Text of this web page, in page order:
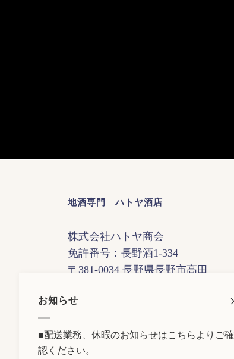
地酒専門 ハトヤ酒店
株式会社ハトヤ商会
免許番号：長野酒1-334
〒381-0034 長野県長野市高田
TEL：026-226-3632
営業時間：9:00〜19:00
定休日 ：日曜日・祝祭日
お知らせ
■配送業務、休暇のお知らせはこちらよりご確
認ください。